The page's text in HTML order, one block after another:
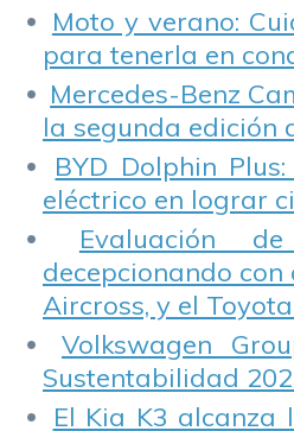
Moto y verano:
para tenerla en
Mercedes-Benz
la segunda edición
BYD Dolphin
eléctrico en lograr
Evaluación
decepcionando
Aircross, y el
Volkswagen
Sustentabilidad
El Kia K3 alcanza